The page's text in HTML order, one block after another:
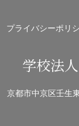
プライバシーポリ
学校法
都市中京区壬生